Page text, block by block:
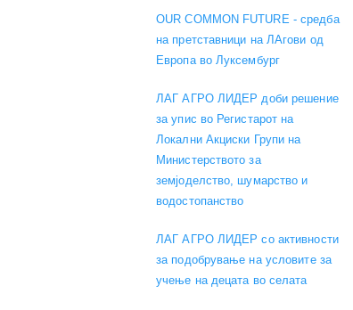
OUR COMMON FUTURE - средба
на претставници на ЛАгови од
Европа во Луксембург
ЛАГ АГРО ЛИДЕР доби решение
за упис во Регистарот на
Локални Акциски Групи на
Министерството за
земјоделство, шумарство и
водостопанство
ЛАГ АГРО ЛИДЕР со активности
за подобрување на условите за
учење на децата во селата